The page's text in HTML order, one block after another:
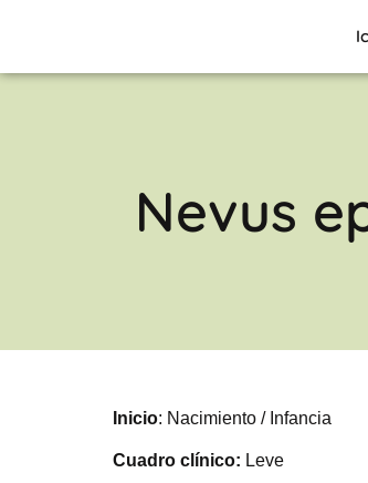
Nevus
Inicio: Nacimiento / Infancia
Cuadro clínico: Leve